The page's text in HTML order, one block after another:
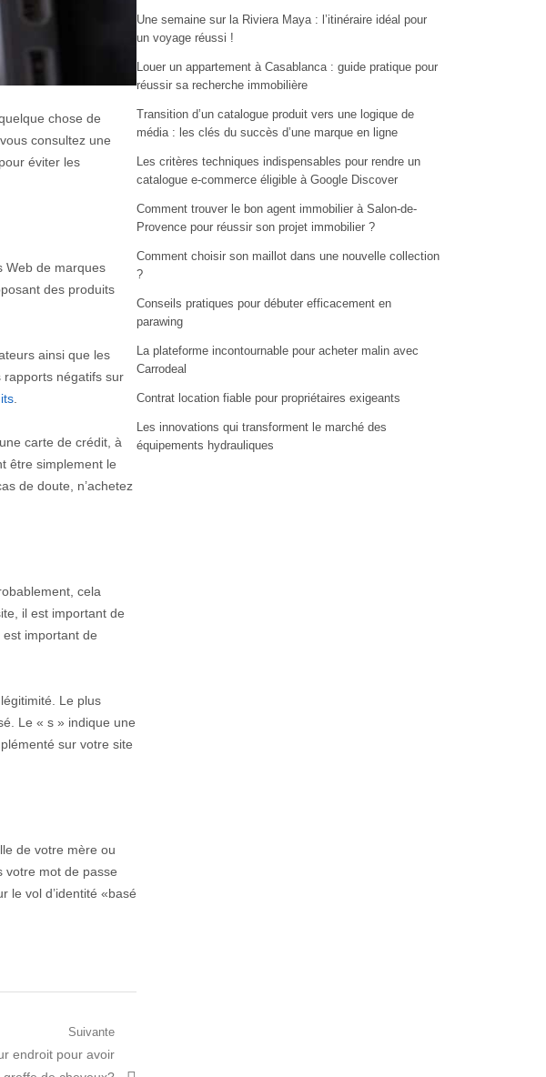
chose de
consultez une
éviter les
Web de marques
des produits
ainsi que les
rapports négatifs sur
carte de crédit, à
être simplement le
de doute, n’achetez
cela
il est important de
important de
Le plus
Le « s » indique une
sur votre site
de votre mère ou
votre mot de passe
le vol d’identité «basé
Suivante
endroit pour avoir
Une semaine sur la Riviera Maya : l’itinéraire idéal pour
un voyage réussi !
Louer un appartement à Casablanca : guide pratique pour
réussir sa recherche immobilière
Transition d’un catalogue produit vers une logique de
média : les clés du succès d’une marque en ligne
Les critères techniques indispensables pour rendre un
catalogue e-commerce éligible à Google Discover
Comment trouver le bon agent immobilier à Salon-de-
Provence pour réussir son projet immobilier ?
Comment choisir son maillot dans une nouvelle collection
?
Conseils pratiques pour débuter efficacement en
parawing
La plateforme incontournable pour acheter malin avec
Carrodeal
Contrat location fiable pour propriétaires exigeants
Les innovations qui transforment le marché des
équipements hydrauliques